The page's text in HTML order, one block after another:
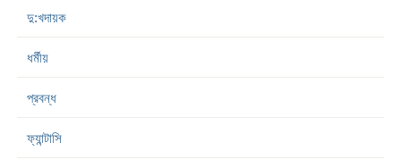
দু:খদায়ক
ধর্মীয়
প্রবন্ধ
ফ্যান্টাসি